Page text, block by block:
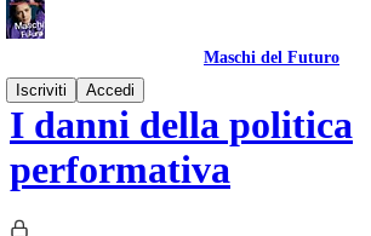
Maschi del Futuro
Iscriviti
Accedi
I danni della politica
performativa